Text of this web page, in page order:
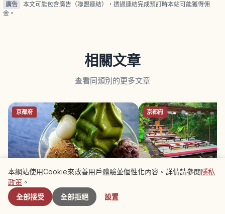
廣告
本文可能包含廣告（聯盟連結），透過連結完成預訂時本站可能獲得佣
金。
相關文章
查看同類別的更多文章
京都府
宇治抹茶是什麼？京都茶園體驗、咖
啡館與品茶樂趣
京都府
附近景點
本網站使用Cookie來改善用戶體驗並個性化內容。詳情請參閱隱私
政策 。
全部接受
全部拒絕 設置